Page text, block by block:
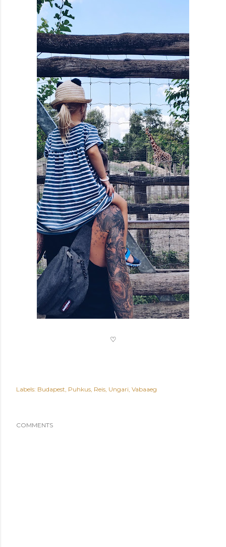
♡
Labels: Budapest Puhkus Reis Ungari Vabaaeg
COMMENTS